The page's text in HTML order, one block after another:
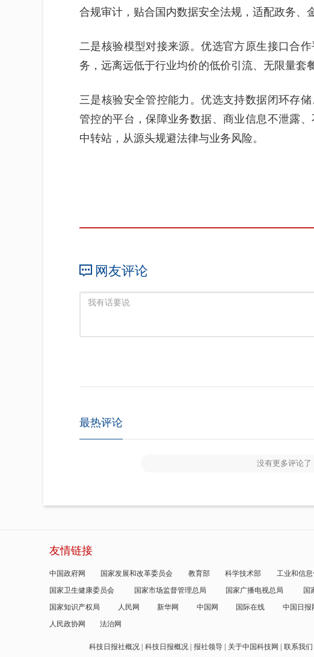
合规审计，贴合国内数据安全法规，适配政务、
二是核验模型对接来源。优选官方原生接口合
务，远离远低于行业均价的低价引流、无限量套
三是核验安全管控能力。优选支持数据闭环存
管控的平台，保障业务数据、商业信息不泄露
中转站，从源头规避法律与业务风险。
网友评论
最热评论
没有更多评论了
友情链接
中国政府网 国家发展和改革委员会 教育部 科学技术部 工业和信
国家卫生健康委员会
国家市场监督管理总局 国家广播电视总局 国
国家知识产权局
人民网 新华网 中国网 国际在线 中国日报
人民政协网
法治网
科技日报社概况 科技日报概况 报社领导 关于中国科技网 联系我们